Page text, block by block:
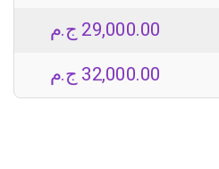
ج.م 29,000.00
ج.م 32,000.00